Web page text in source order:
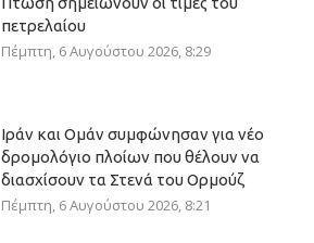
πετρελαίου
Πέμπτη, 6 Αυγούστου 2026, 8:29
Ιράν και Ομάν συμφώνησαν για νέο
δρομολόγιο πλοίων που θέλουν να
διασχίσουν τα Στενά του Ορμούζ
Πέμπτη, 6 Αυγούστου 2026, 8:21